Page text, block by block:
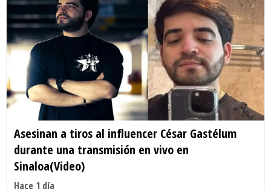
Asesinan a tiros al influencer César Gastélum
durante una transmisión en vivo en
Sinaloa(Video)
Hace 1 día